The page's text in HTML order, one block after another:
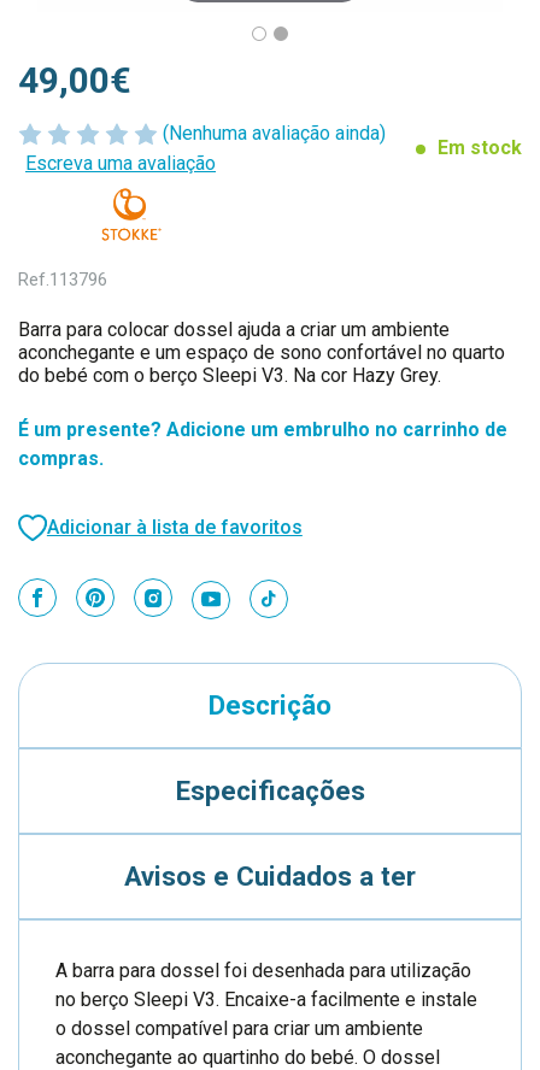
(Nenhuma avaliação ainda)
Escreva uma avaliação
Em stock
49,00€
Ref.113796
Barra para colocar dossel ajuda a criar um ambiente
aconchegante e um espaço de sono confortável no quarto
do bebé com o berço Sleepi V3. Na cor Hazy Grey.
É um presente? Adicione um embrulho no carrinho de
compras.
Adicionar à lista de favoritos
Descrição
Especificações
Avisos e Cuidados a ter
A barra para dossel foi desenhada para utilização
no berço Sleepi V3. Encaixe-a facilmente e instale
o dossel compatível para criar um ambiente
aconchegante ao quartinho do bebé. O dossel